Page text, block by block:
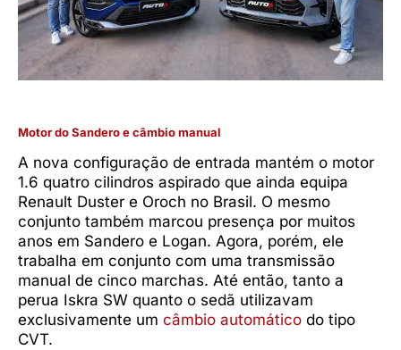
Motor do Sandero e câmbio manual
A nova configuração de entrada mantém o motor
1.6 quatro cilindros aspirado que ainda equipa
Renault Duster e Oroch no Brasil. O mesmo
conjunto também marcou presença por muitos
anos em Sandero e Logan. Agora, porém, ele
trabalha em conjunto com uma transmissão
manual de cinco marchas. Até então, tanto a
perua Iskra SW quanto o sedã utilizavam
exclusivamente um câmbio automático do tipo
CVT.